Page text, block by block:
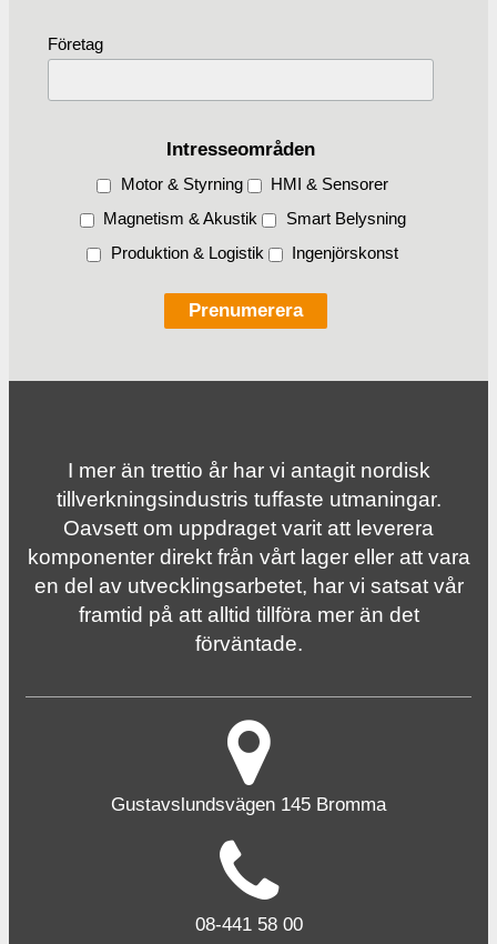
Företag
Intresseområden
Motor & Styrning
HMI & Sensorer
Magnetism & Akustik
Smart Belysning
Produktion & Logistik
Ingenjörskonst
I mer än trettio år har vi antagit nordisk
tillverknings­industris tuffaste utmaningar.
Oavsett om uppdraget varit att leverera
komponenter direkt från vårt lager eller att vara
en del av utvecklingsarbetet, har vi satsat vår
framtid på att alltid tillföra mer än det
förväntade.
Gustavslundsvägen 145 Bromma
08-441 58 00